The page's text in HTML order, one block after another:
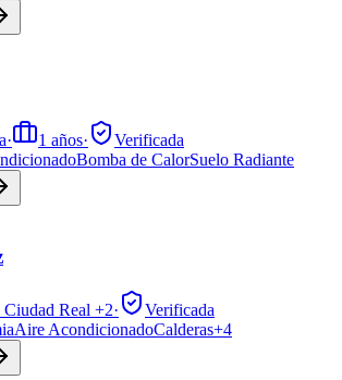
· 1 años·
Verificada
Bomba de CalorSuelo Radiante
Real +2·
Verificada
Aire AcondicionadoCalderas+4